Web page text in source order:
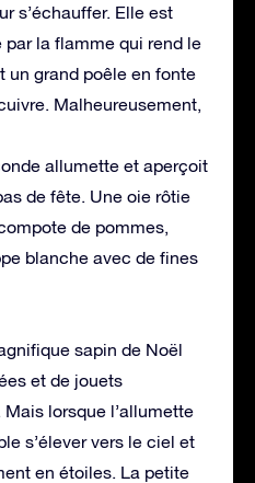
s’échauffer. Elle est
la flamme qui rend le
un grand poêle en fonte
Malheureusement,
allumette et aperçoit
de fête. Une oie rôtie
de pommes,
blanche avec de fines
sapin de Noël
et de jouets
lorsque l’allumette
s’élever vers le ciel et
en étoiles. La petite